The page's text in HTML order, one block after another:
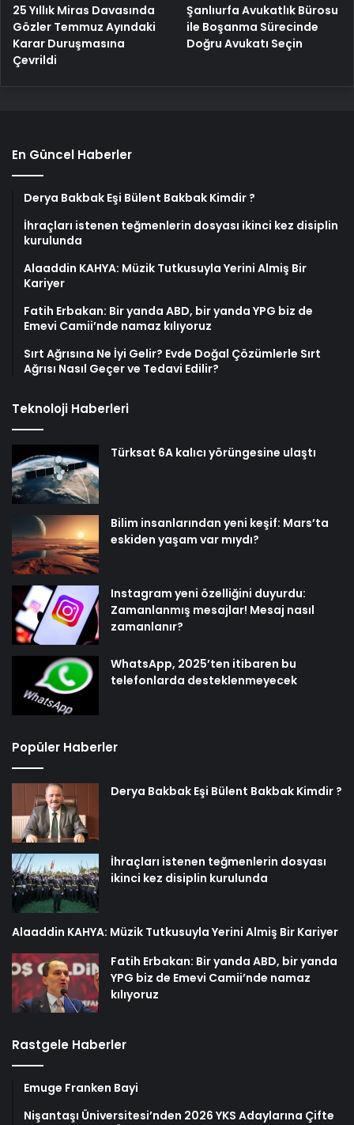
25 Yıllık Miras Davasında
Gözler Temmuz Ayındaki
Karar Duruşmasına
Çevrildi
Şanlıurfa Avukatlık Bürosu
ile Boşanma Sürecinde
Doğru Avukatı Seçin
En Güncel Haberler
Derya Bakbak Eşi Bülent Bakbak Kimdir ?
İhraçları istenen teğmenlerin dosyası ikinci kez disiplin
kurulunda
Alaaddin KAHYA: Müzik Tutkusuyla Yerini Almiş Bir
Kariyer
Fatih Erbakan: Bir yanda ABD, bir yanda YPG biz de
Emevi Camii’nde namaz kılıyoruz
Sırt Ağrısına Ne İyi Gelir? Evde Doğal Çözümlerle Sırt
Ağrısı Nasıl Geçer ve Tedavi Edilir?
Teknoloji Haberleri
Türksat 6A kalıcı yörüngesine ulaştı
Bilim insanlarından yeni keşif: Mars’ta
eskiden yaşam var mıydı?
Instagram yeni özelliğini duyurdu:
Zamanlanmış mesajlar! Mesaj nasıl
zamanlanır?
WhatsApp, 2025’ten itibaren bu
telefonlarda desteklenmeyecek
Popüler Haberler
Derya Bakbak Eşi Bülent Bakbak Kimdir ?
İhraçları istenen teğmenlerin dosyası
ikinci kez disiplin kurulunda
Alaaddin KAHYA: Müzik Tutkusuyla Yerini Almiş Bir Kariyer
Fatih Erbakan: Bir yanda ABD, bir yanda
YPG biz de Emevi Camii’nde namaz
kılıyoruz
Rastgele Haberler
Emuge Franken Bayi
Nişantaşı Üniversitesi’nden 2026 YKS Adaylarına Çifte